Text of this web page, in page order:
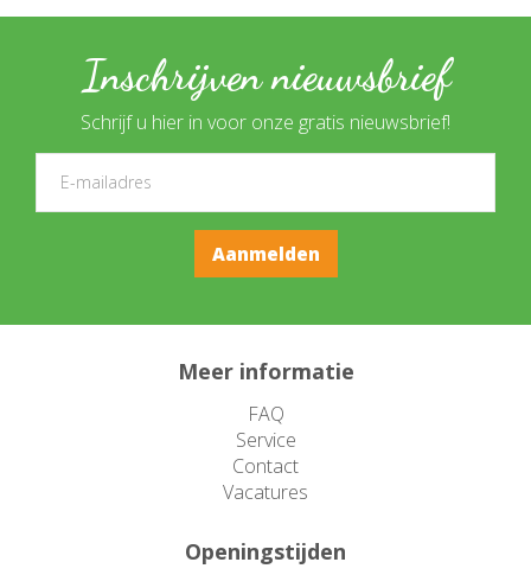
Inschrijven nieuwsbrief
Schrijf u hier in voor onze gratis nieuwsbrief!
Meer informatie
FAQ
Service
Contact
Vacatures
Openingstijden